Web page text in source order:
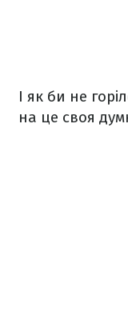
І як би не
на це своя